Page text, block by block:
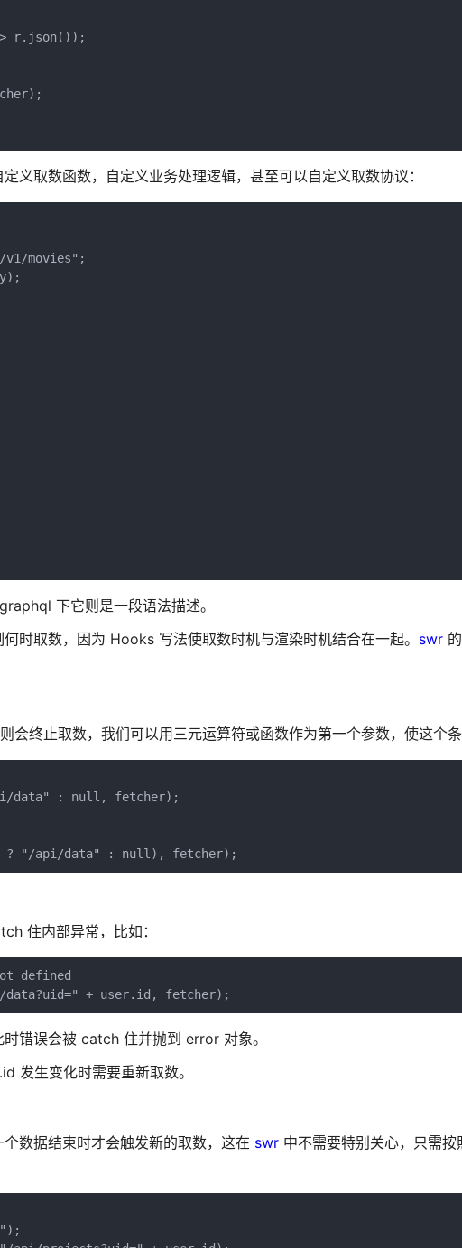
r.json());
义取数函数，自定义业务处理逻辑，甚至可以自定义取数协议：
movies";
下它则是一段语法描述。
时取数，因为 Hooks 写法使取数时机与渲染时机结合在一起。 swr的
终止取数，我们可以用三元运算符或函数作为第一个参数，使这个条
data" : null, fetcher);
? "/api/data" : null), fetcher);
住内部异常，比如：
defined
+ user.id, fetcher);
错误会被 catch 住并抛到 error 对象。
发生变化时需要重新取数。
数据结束时才会触发新的取数，这在 swr中不需要特别关心，只需按